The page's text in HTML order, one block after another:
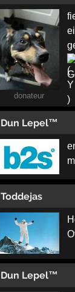
donateur
Dun Lepel™
Toddejas
Dun Lepel™